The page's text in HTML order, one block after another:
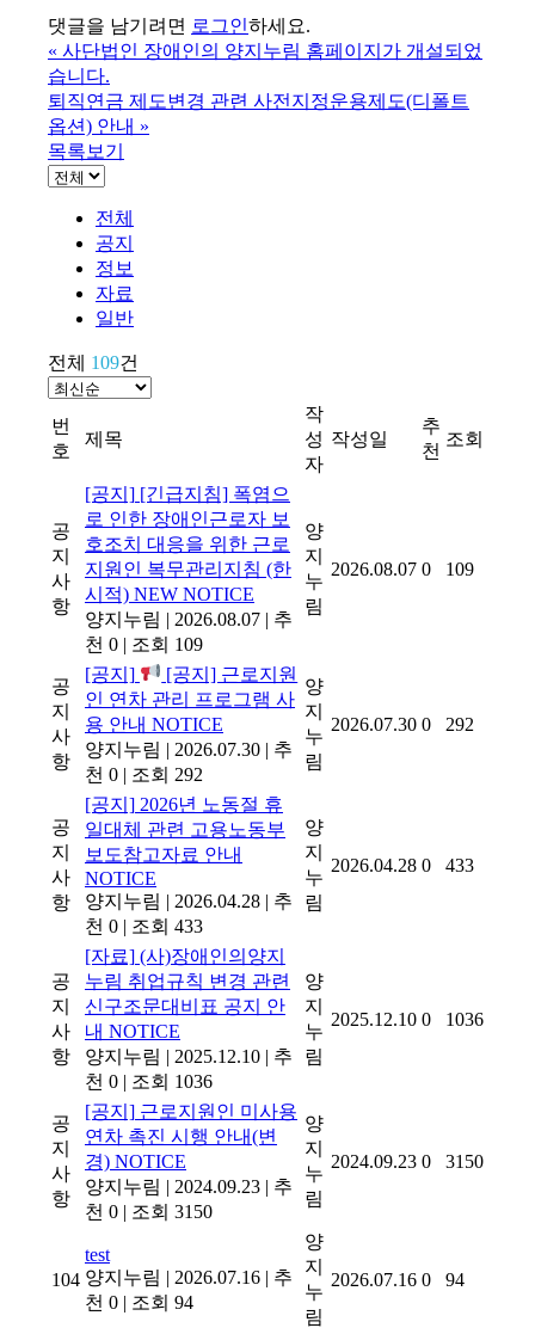
댓글을 남기려면 로그인하세요.
« 사단법인 장애인의 양지누림 홈페이지가 개설되었
습니다.
퇴직연금 제도변경 관련 사전지정운용제도(디폴트
옵션) 안내 »
목록보기
전체
공지
정보
자료
일반
전체 109건
번
호
제목
작
성
자
작성일
추
천
조회
공
지
사
항
[공지] [긴급지침] 폭염으
로 인한 장애인근로자 보
호조치 대응을 위한 근로
지원인 복무관리지침 (한
시적) NEW NOTICE
양지누림 | 2026.08.07 | 추
천 0 | 조회 109
양
지
누
림
2026.08.07 0 109
공
지
사
항
[공지]
[공지] 근로지원
인 연차 관리 프로그램 사
용 안내 NOTICE
양지누림 | 2026.07.30 | 추
천 0 | 조회 292
양
지
누
림
2026.07.30 0 292
공
지
사
항
[공지] 2026년 노동절 휴
일대체 관련 고용노동부
보도참고자료 안내
NOTICE
양지누림 | 2026.04.28 | 추
천 0 | 조회 433
양
지
누
림
2026.04.28 0 433
공
지
사
항
[자료] (사)장애인의양지
누림 취업규칙 변경 관련
신구조문대비표 공지 안
내 NOTICE
양지누림 | 2025.12.10 | 추
천 0 | 조회 1036
양
지
누
림
2025.12.10 0 1036
공
지
사
항
[공지] 근로지원인 미사용
연차 촉진 시행 안내(변
경) NOTICE
양지누림 | 2024.09.23 | 추
천 0 | 조회 3150
양
지
누
림
2024.09.23 0 3150
104
test
양지누림 | 2026.07.16 | 추
천 0 | 조회 94
양
지
누
림
2026.07.16 0 94